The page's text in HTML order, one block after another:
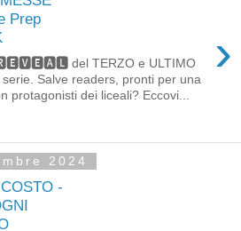
Prep
›
del TERZO e ULTIMO
Salve readers, pronti per una
protagonisti dei liceali? Eccovi...
2024
-